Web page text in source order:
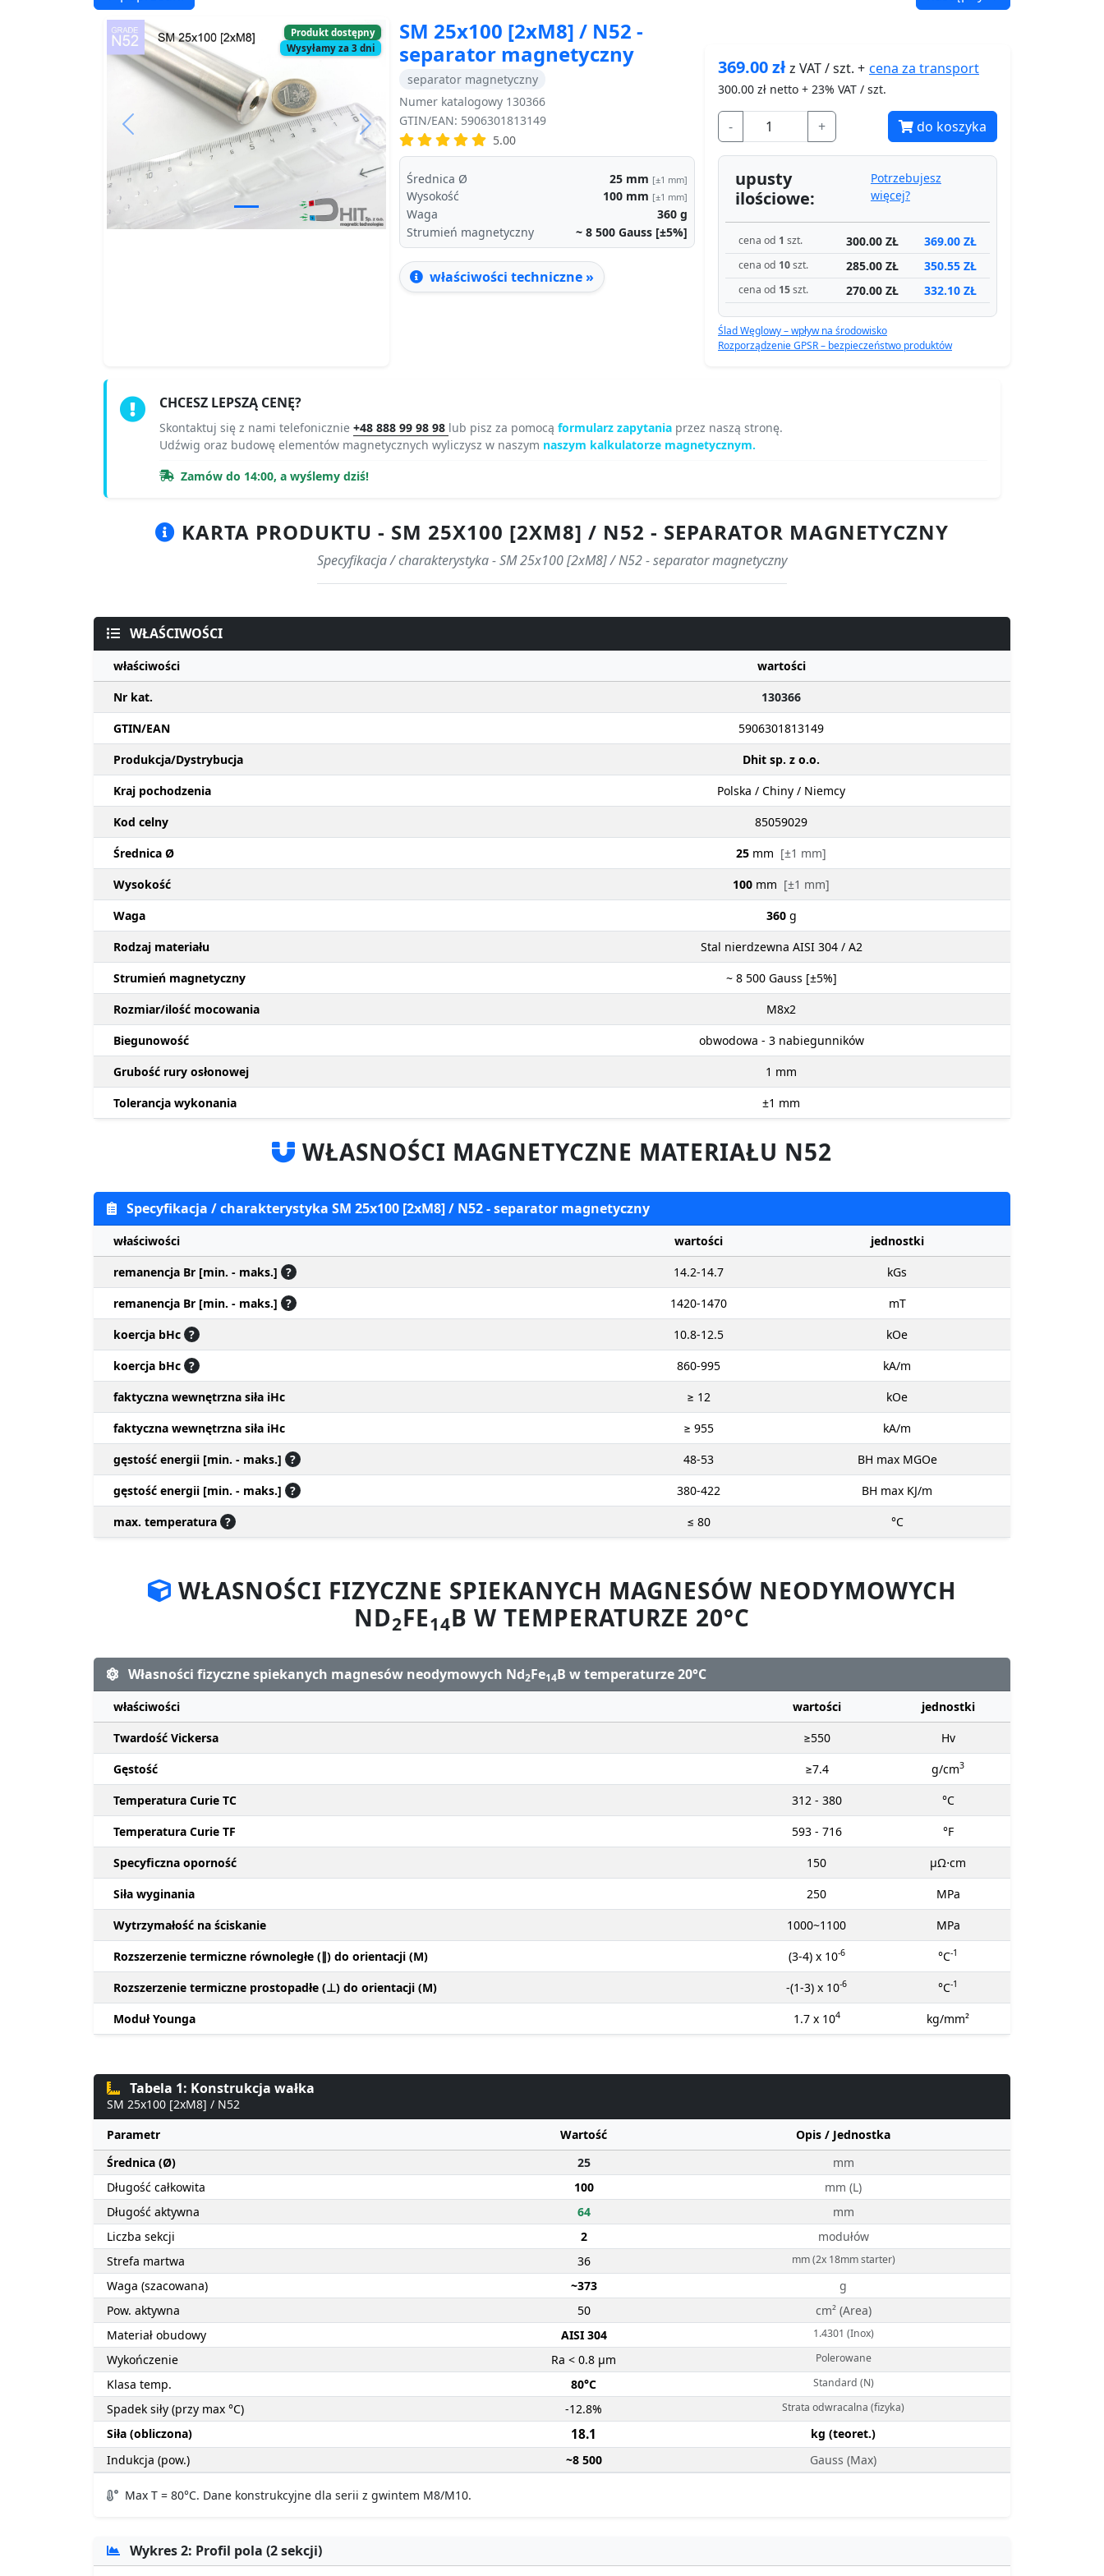
Produkt dostępny
Wysyłamy za 3 dni
Previous Next
SM 25x100 [2xM8] / N52 -
separator magnetyczny
separator magnetyczny
Numer katalogowy 130366
GTIN/EAN: 5906301813149
5.00
Średnica Ø 25 mm [±1 mm]
Wysokość 100 mm [±1 mm]
Waga 360 g
Strumień magnetyczny
~ 8 500 Gauss [±5%]
właściwości techniczne »
369.00złz VAT / szt. + cena za transport
300.00 zł netto + 23% VAT / szt.
- + do koszyka
upusty
ilościowe:
Potrzebujesz
więcej?
cena od 1 szt. 300.00 ZŁ 369.00 ZŁ
cena od 10szt. 285.00 ZŁ 350.55 ZŁ
cena od 15szt. 270.00 ZŁ 332.10 ZŁ
Ślad Węglowy – wpływ na środowisko
Rozporządzenie GPSR – bezpieczeństwo produktów
CHCESZ LEPSZĄ CENĘ?
Skontaktuj się z nami telefonicznie +48 888 99 98 98 lub pisz za pomocą formularz zapytania przez naszą stronę.
Udźwig oraz budowę elementów magnetycznych wyliczysz w naszym naszym kalkulatorze magnetycznym.
Zamów do 14:00, a wyślemy dziś!
KARTA PRODUKTU - SM 25X100 [2XM8] / N52 - SEPARATOR MAGNETYCZNY
Specyfikacja / charakterystyka - SM 25x100 [2xM8] / N52 - separator magnetyczny
WŁAŚCIWOŚCI
właściwości
wartości
Nr kat.
130366
GTIN/EAN
5906301813149
Produkcja/Dystrybucja
Dhit sp. z o.o.
Kraj pochodzenia
Polska / Chiny / Niemcy
Kod celny
85059029
Średnica Ø
25 mm [±1 mm]
Wysokość
100 mm [±1 mm]
Waga
360 g
Rodzaj materiału
Stal nierdzewna AISI 304 / A2
Strumień magnetyczny
~ 8 500 Gauss [±5%]
Rozmiar/ilość mocowania
M8x2
Biegunowość
obwodowa - 3 nabiegunników
Grubość rury osłonowej
1 mm
Tolerancja wykonania
±1 mm
WŁASNOŚCI MAGNETYCZNE MATERIAŁU N52
Specyfikacja / charakterystyka SM 25x100 [2xM8] / N52 - separator magnetyczny
właściwości wartości
jednostki
remanencja Br [min. - maks.] ? 14.2-14.7
kGs
remanencja Br [min. - maks.] ? 1420-1470
mT
koercja bHc ? 10.8-12.5
kOe
koercja bHc ? 860-995
kA/m
faktyczna wewnętrzna siła iHc
≥ 12
kOe
faktyczna wewnętrzna siła iHc
≥ 955
kA/m
gęstość energii [min. - maks.] ? 48-53
BH max MGOe
gęstość energii [min. - maks.] ? 380-422
BH max KJ/m
max. temperatura ? ≤ 80 °C
WŁASNOŚCI FIZYCZNE SPIEKANYCH MAGNESÓW NEODYMOWYCH
ND2FE14B W TEMPERATURZE 20°C
Własności fizyczne spiekanych magnesów neodymowych Nd2Fe14B w temperaturze 20°C
właściwości wartości
jednostki
Twardość Vickersa
≥550
Hv
Gęstość
≥7.4 g/cm3
Temperatura Curie TC 312 - 380
°C
Temperatura Curie TF
593 - 716
°F
Specyficzna oporność
150
μΩ⋅cm
Siła wyginania
250
MPa
Wytrzymałość na ściskanie
1000~1100
MPa
Rozszerzenie termiczne równoległe (∥) do orientacji (M)
(3-4) x 10-6 °C-1
Rozszerzenie termiczne prostopadłe (⊥) do orientacji (M) -(1-3) x 10-6 °C-1
Moduł Younga 1.7 x 104 kg/mm²
Tabela 1: Konstrukcja wałka
SM 25x100 [2xM8] / N52
Parametr
Wartość
Opis / Jednostka
Średnica (Ø)
25
mm
Długość całkowita
100
mm (L)
Długość aktywna
64
mm
Liczba sekcji
2
modułów
Strefa martwa
36 mm (2x 18mm starter)
Waga (szacowana) ~373
g
Pow. aktywna
50
cm² (Area)
Materiał obudowy
AISI 304 1.4301 (Inox)
Wykończenie Ra < 0.8 µm Polerowane
Klasa temp. 80°C Standard (N)
Spadek siły (przy max °C) -12.8% Strata odwracalna (fizyka)
Siła (obliczona) 18.1
kg (teoret.)
Indukcja (pow.)
~8 500 Gauss (Max)
Max T = 80°C. Dane konstrukcyjne dla serii z gwintem M8/M10.
Wykres 2: Profil pola (2 sekcji)